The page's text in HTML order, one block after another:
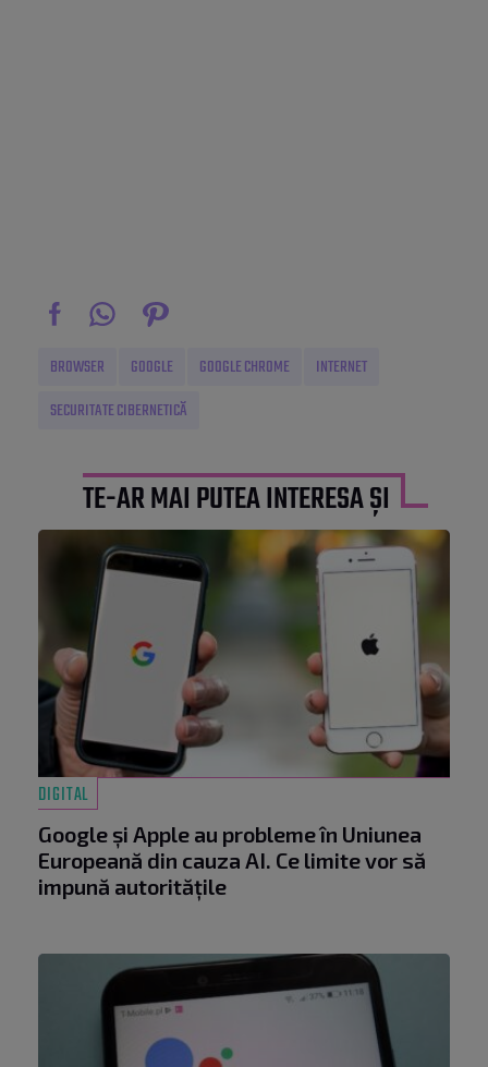
BROWSER GOOGLE GOOGLE CHROME
INTERNET
SECURITATE CIBERNETICĂ
TE-AR MAI PUTEA INTERESA ȘI
DIGITAL
Google și Apple au probleme în Uniunea
Europeană din cauza AI. Ce limite vor să
impună autoritățile